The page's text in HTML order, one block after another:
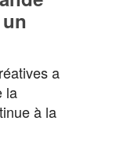
a
la
à la